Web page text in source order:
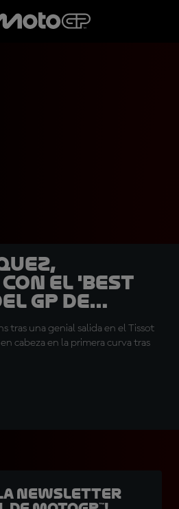
el 'Best
GP de
tras una genial salida en el Tissot
cabeza en la primera curva tras
la Newsletter